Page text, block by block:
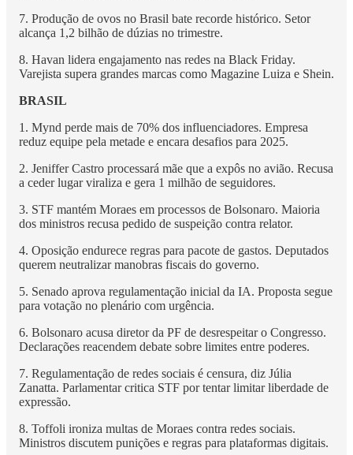
7. Produção de ovos no Brasil bate recorde histórico. Setor
alcança 1,2 bilhão de dúzias no trimestre.
8. Havan lidera engajamento nas redes na Black Friday.
Varejista supera grandes marcas como Magazine Luiza e Shein.
BRASIL
1. Mynd perde mais de 70% dos influenciadores. Empresa
reduz equipe pela metade e encara desafios para 2025.
2. Jeniffer Castro processará mãe que a expôs no avião. Recusa
a ceder lugar viraliza e gera 1 milhão de seguidores.
3. STF mantém Moraes em processos de Bolsonaro. Maioria
dos ministros recusa pedido de suspeição contra relator.
4. Oposição endurece regras para pacote de gastos. Deputados
querem neutralizar manobras fiscais do governo.
5. Senado aprova regulamentação inicial da IA. Proposta segue
para votação no plenário com urgência.
6. Bolsonaro acusa diretor da PF de desrespeitar o Congresso.
Declarações reacendem debate sobre limites entre poderes.
7. Regulamentação de redes sociais é censura, diz Júlia
Zanatta. Parlamentar critica STF por tentar limitar liberdade de
expressão.
8. Toffoli ironiza multas de Moraes contra redes sociais.
Ministros discutem punições e regras para plataformas digitais.